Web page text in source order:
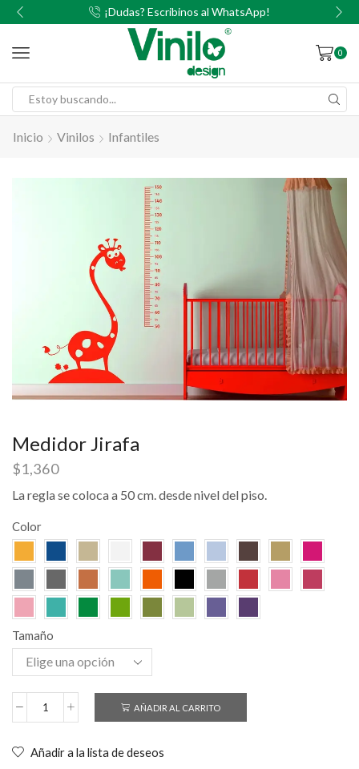
¡Dudas? Escribinos al WhatsApp!
0
Inicio Vinilos Infantiles
Medidor Jirafa
$1,360
La regla se coloca a 50 cm. desde nivel del piso.
Color
Tamaño
AÑADIR AL CARRITO
Añadir a la lista de deseos